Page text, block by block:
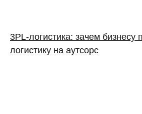
3PL‑логистика: зачем бизнесу
логистику на аутсорс